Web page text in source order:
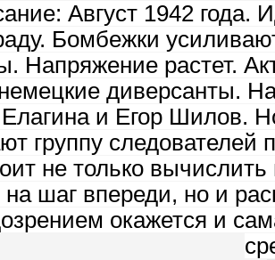
Август 1942 года.
Бомбежки
Напряжение растет.
диверсанты.
и Егор Шилов.
группу
не только
на шаг впереди, но и
окажется и